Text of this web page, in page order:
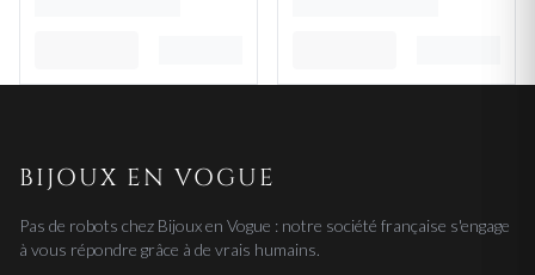
BIJOUX EN VOGUE
Pas de robots chez Bijoux en Vogue : notre société française s'engage
à vous répondre grâce à de vrais humains.